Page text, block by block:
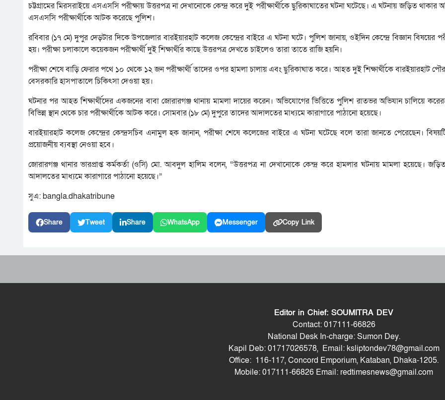
চট্টগ্রামের মিরসরাইয়ে এসএসসি পরীক্ষায় উত্তরপত্র না দেখানোকে কেন্দ্র করে দুই পরীক্ষার্থীকে ছুরিকাঘাতের ঘটনা ঘটেছে। এ ঘটনায় জড়িত থাকার
এসএসসি পরীক্ষার্থীকে আটক করেছে পুলিশ।
রবিবার (১৭ মে) দুপুর দেড়টার দিকে উপজেলার বারইয়ারহাট কলেজ কেন্দ্রের বাইরে এ ঘটনা ঘটে। পুলিশ জানায়, ওইদিন কেন্দ্রে বিজ্ঞান বিষয়ের
হয়। পরীক্ষা চলাকালে কয়েকজন পরীক্ষার্থী দুই শিক্ষার্থীর কাছে উত্তরপত্র দেখতে চাইলেও তারা তাতে রাজি হয়নি।
পরীক্ষা শেষে বাড়ি ফেরার পথে ১০ থেকে ১২ জন পরীক্ষার্থী তাদের ওপর হামলা চালায় এবং ছুরিকাঘাত করে। আহত দুই শিক্ষার্থীকে বারইয়ারহাট
বেসরকারি হাসপাতালে চিকিৎসা দেওয়া হয়।
ঘটনার পর আহত শিক্ষার্থীদের একজনের বাবা জোরারগঞ্জ থানায় মামলা দায়ের করেন। অভিযোগের ভিত্তিতে পুলিশ রাতভর অভিযান চালিয়ে
বিভিন্ন স্থান থেকে চার পরীক্ষার্থীকে আটক করে। সোমবার (১৮ মে) দুপুরে তাদের আদালতের মাধ্যমে কারাগারে পাঠানো হয়েছে।
বারইয়ারহাট কলেজ কেন্দ্রের কেন্দ্রসচিব এনামুল হক জানান, পরীক্ষা শেষে কলেজের বাইরে এ ঘটনা ঘটেছে বলে তারা জানতে পেরেছেন।
প্রয়োজনীয় ব্যবস্থা নেওয়া হবে।
জোরারগঞ্জ থানার ভারপ্রাপ্ত কর্মকর্তা (ওসি) মো. আবদুল হালিম বলেন, “উত্তরপত্র না দেখানোকে কেন্দ্র করে হামলার ঘটনায় মামলা হয়েছে।
আদালতের মাধ্যমে কারাগারে পাঠানো হয়েছে।”
সুএ: bangla.dhakatribune
Share Tweet Share WhatsApp Messenger Copy Link
Editor in Chief: SOUMITRA DEV
Contact: 017111-66826
National Desk In-charge: Sumon Dey.
Kapil Deb: 01717026578, Email: ksliptondev78@gmail.com
Office: 116-117, Concord Emporium, Kataban, Dhaka-1205.
Mobile: 017111-66826 Email: redtimesnews@gmail.com